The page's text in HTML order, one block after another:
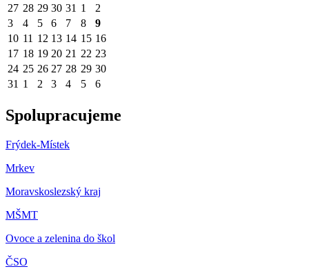
27 28 29 30 31 1
2
3
4 5 6 7 8
9
10 11 12 13 14 15 16
17 18 19 20 21 22 23
24 25 26 27 28 29 30
31 1 2 3 4 5 6
Spolupracujeme
Frýdek-Místek
Mrkev
Moravskoslezský kraj
MŠMT
Ovoce a zelenina do škol
ČSO